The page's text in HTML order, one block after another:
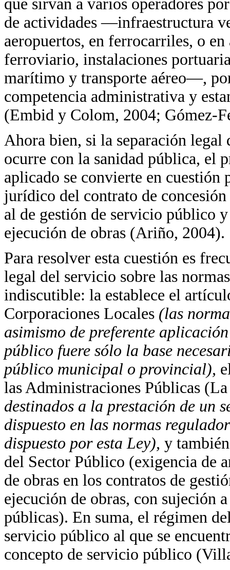
que sirvan a varios operadores
de actividades —infraestructura
aeropuertos, en ferrocarriles, o
ferroviario, instalaciones
marítimo y transporte aéreo—,
competencia administrativa y
(Embid y Colom, 2004; Gómez-
Ahora bien, si la separación legal
ocurre con la sanidad pública, el
aplicado se convierte en
jurídico del contrato de
al de gestión de servicio público
ejecución de obras (Ariño, 2004).
Para resolver esta cuestión es
legal del servicio sobre las
indiscutible: la establece el
Corporaciones Locales (las
asimismo de preferente
público fuere sólo la base
público municipal o provincial),
las Administraciones Públicas
destinados a la prestación de un
dispuesto en las normas
dispuesto por esta Ley), y
del Sector Público (exigencia de
de obras en los contratos de
ejecución de obras, con sujeción
públicas). En suma, el régimen
servicio público al que se
concepto de servicio público